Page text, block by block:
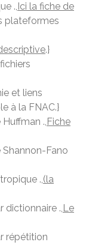
., Ici la fiche de
plateformes
.}
et liens
à la FNAC.}
., Fiche
Fano
.,(la
dictionnaire ., Le
répétition